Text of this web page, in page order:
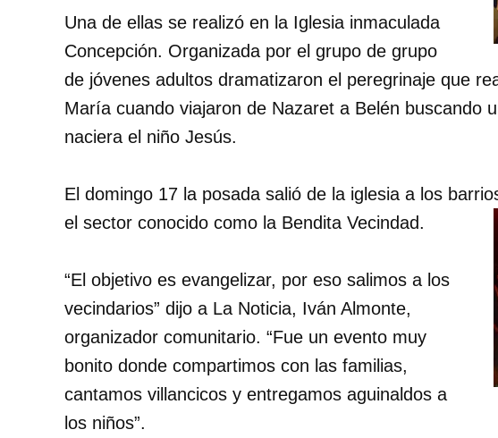
Una de ellas se realizó en la Iglesia inmaculada
Concepción. Organizada por el grupo de grupo
de jóvenes adultos dramatizaron el peregrinaje que
María cuando viajaron de Nazaret a Belén buscando
naciera el niño Jesús.
El domingo 17 la posada salió de la iglesia a los
el sector conocido como la Bendita Vecindad.
“El objetivo es evangelizar, por eso salimos a los
vecindarios” dijo a La Noticia, Iván Almonte,
organizador comunitario. “Fue un evento muy
bonito donde compartimos con las familias,
cantamos villancicos y entregamos aguinaldos a
los niños”.